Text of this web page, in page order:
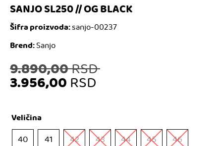
SANJO SL250 // OG BLACK
Šifra proizvoda:sanjo-00237
Brend:Sanjo
9.890,00RSDOriginalna
bila:
3.956,00RSD
cena
Veličina
40
41 42 43 44 45 46